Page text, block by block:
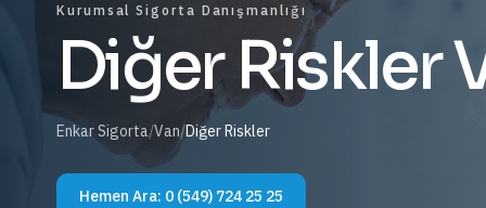
Kurumsal Sigorta Danışmanlığı
Diğer Riskler
Enkar Sigorta/Van/Diğer Riskler
Hemen Ara: 0 (549) 724 25 25